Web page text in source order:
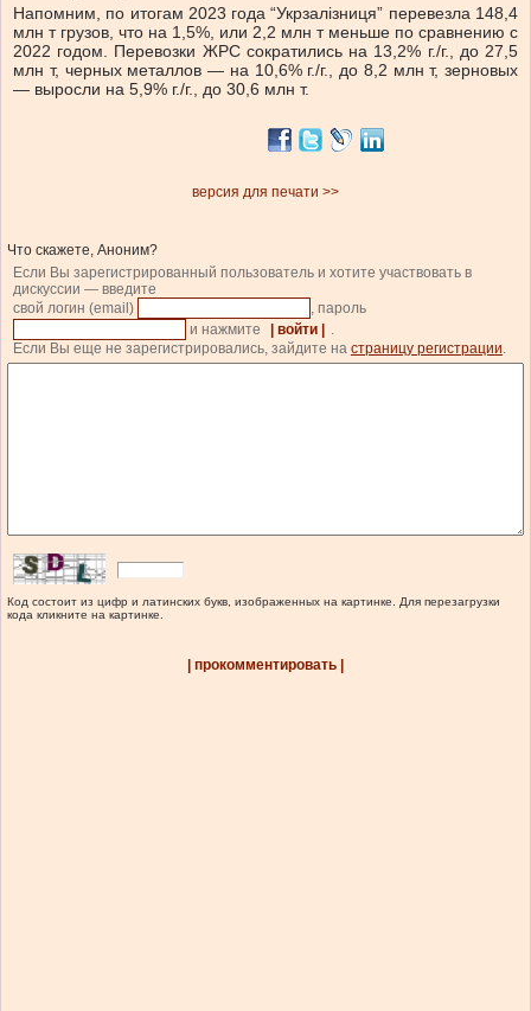
Напомним, по итогам 2023 года “Укрзалізниця” перевезла 148,4
млн т грузов, что на 1,5%, или 2,2 млн т меньше по сравнению с
2022 годом. Перевозки ЖРС сократились на 13,2% г./г., до 27,5
млн т, черных металлов — на 10,6% г./г., до 8,2 млн т, зерновых
— выросли на 5,9% г./г., до 30,6 млн т.
версия для печати >>
Что скажете, Аноним?
Если Вы зарегистрированный пользователь и хотите участвовать в
дискуссии — введите
свой логин (email)
, пароль
и нажмите
| войти |
.
Если Вы еще не зарегистрировались, зайдите на страницу регистрации.
Код состоит из цифр и латинских букв, изображенных на картинке. Для перезагрузки
кода кликните на картинке.
| прокомментировать |